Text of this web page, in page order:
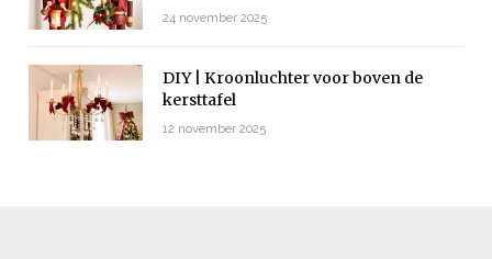
24 november 2025
DIY | Kroonluchter voor boven de
kersttafel
12 november 2025